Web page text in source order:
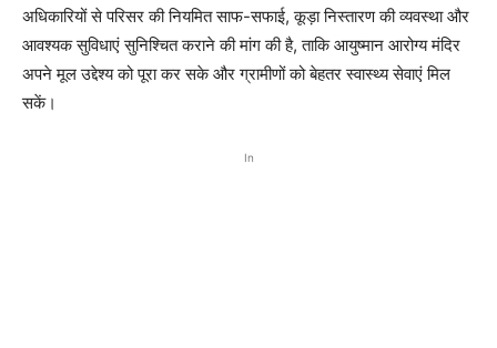
अधिकारियों से परिसर की नियमित साफ-सफाई, कूड़ा निस्तारण की व्यवस्था और
आवश्यक सुविधाएं सुनिश्चित कराने की मांग की है, ताकि आयुष्मान आरोग्य मंदिर
अपने मूल उद्देश्य को पूरा कर सके और ग्रामीणों को बेहतर स्वास्थ्य सेवाएं मिल
सकें।
In